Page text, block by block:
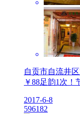
自贡市自流井
￥88足韵1次！
2017-6-8
596182